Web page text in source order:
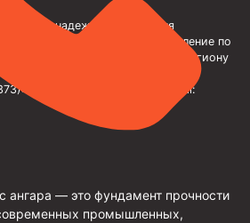
138-2014
121-2011
232-2008
97-99
1534-87
237-2018
237-2018
— надежная основа для
любого назначения. Изготовление по
и ТЗ заказчика. Доставка по региону
500 000 руб. Обращайтесь в ООО
тел. 8 (800) 234-23-90, email:
ангара — это фундамент прочности
промышленных,